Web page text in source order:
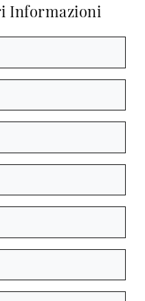
Informazioni